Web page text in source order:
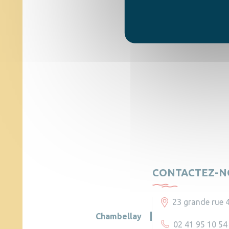
CONTACTEZ-
Chambellay
23 grande rue
02 41 95 10 54